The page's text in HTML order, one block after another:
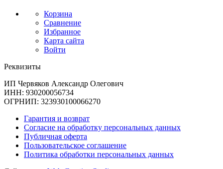
Корзина
Сравнение
Избранное
Карта сайта
Войти
Реквизиты
ИП Червяков Александр Олегович
ИНН: 930200056734
ОГРНИП: 323930100066270
Гарантия и возврат
Согласие на обработку персональных данных
Публичная оферта
Пользовательское соглашение
Политика обработки персональных данных